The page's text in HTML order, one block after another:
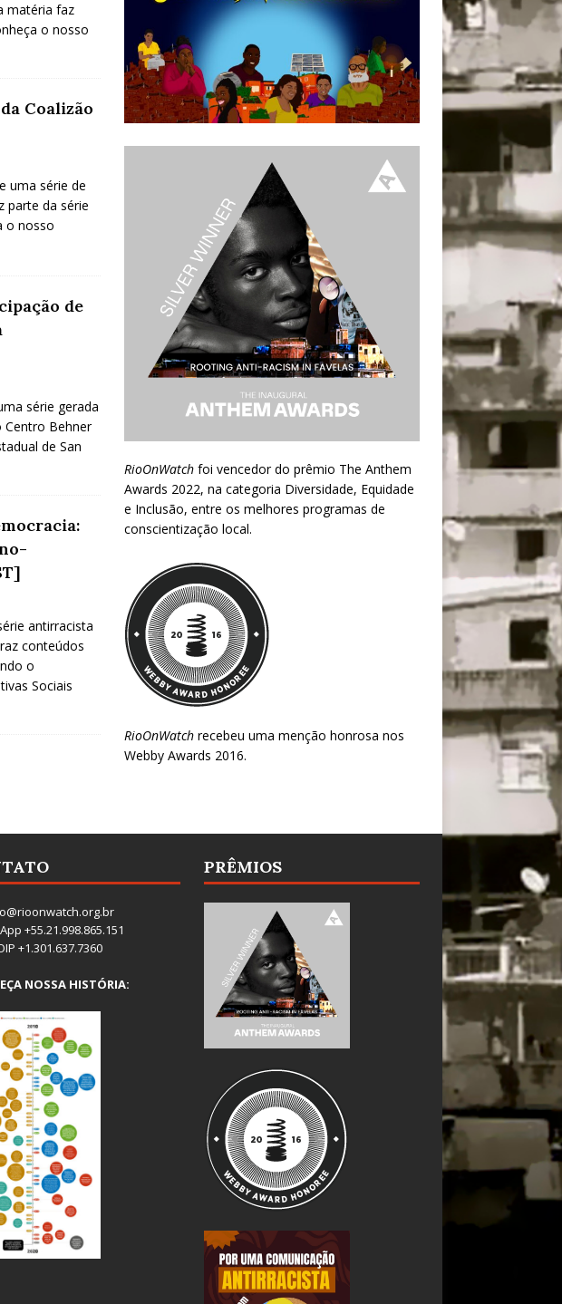
matéria faz
o nosso
Coalizão
uma série de
parte da série
o nosso
de
série gerada
Behner
de San
antirracista
conteúdos
o
Sociais
RioOnWatchfoi vencedor do prêmio The Anthem
Awards 2022, na categoria Diversidade, Equidade
e Inclusão, entre os melhores programas de
conscientização local.
RioOnWatchrecebeu uma menção honrosa nos
Webby Awards 2016.
+55.21.998.865.151
+1.301.637.7360
NOSSA HISTÓRIA:
PRÊMIOS